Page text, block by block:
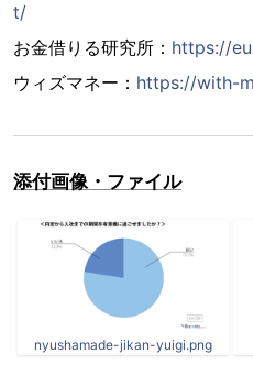
t/
お金借りる研究所： https://
ウィズマネー： https://with-
添付画像・ファイル
nyushamade-jikan-yuigi.png